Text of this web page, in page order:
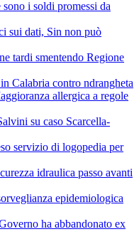
i soldi promessi da
sui dati, Sin non può
tardi smentendo Regione
Calabria contro ndrangheta
allergica a regole
su caso Scarcella-
servizio di logopedia per
idraulica passo avanti
epidemiologica
ha abbandonato ex